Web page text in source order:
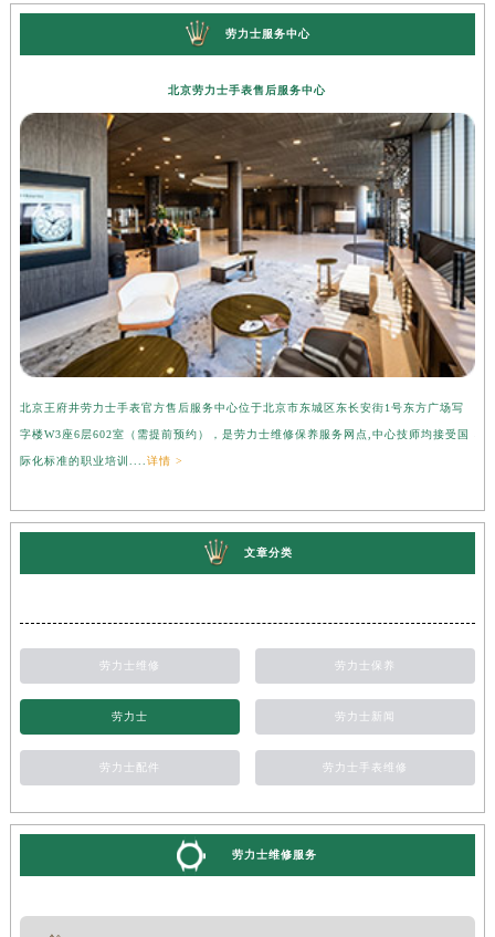
劳力士服务中心
北京劳力士手表售后服务中心
北京王府井劳力士手表官方售后服务中心位于北京市东城区东长安街1号东方广场写
字楼W3座6层602室（需提前预约），是劳力士维修保养服务网点,中心技师均接受国
际化标准的职业培训.... 详情 >
文章分类
劳力士维修 劳力士保养
劳力士 劳力士新闻
劳力士配件 劳力士手表维修
劳力士维修服务